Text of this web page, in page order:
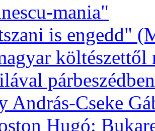
mania"
is engedd"
párbeszédben
András-Cseke
Hugó: